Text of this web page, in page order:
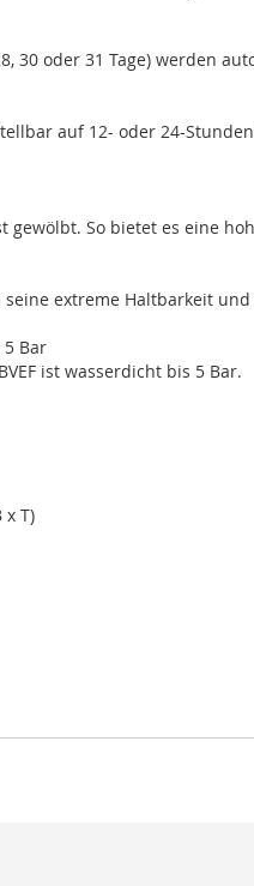
30 oder 31 Tage) werden
auf 12- oder 24-
gewölbt. So bietet es eine
extreme Haltbarkeit
Bar
ist wasserdicht bis 5 Bar.
x T)